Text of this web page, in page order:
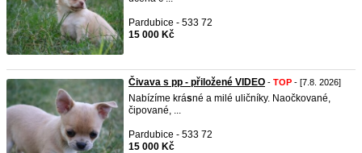
Pardubice - 533 72
15 000 Kč
Čivava s pp - přiložené VIDEO - TOP - [7.8. 2026]
Nabízíme krásné a milé uličníky. Naočkované,
čipované, ...
Pardubice - 533 72
15 000 Kč